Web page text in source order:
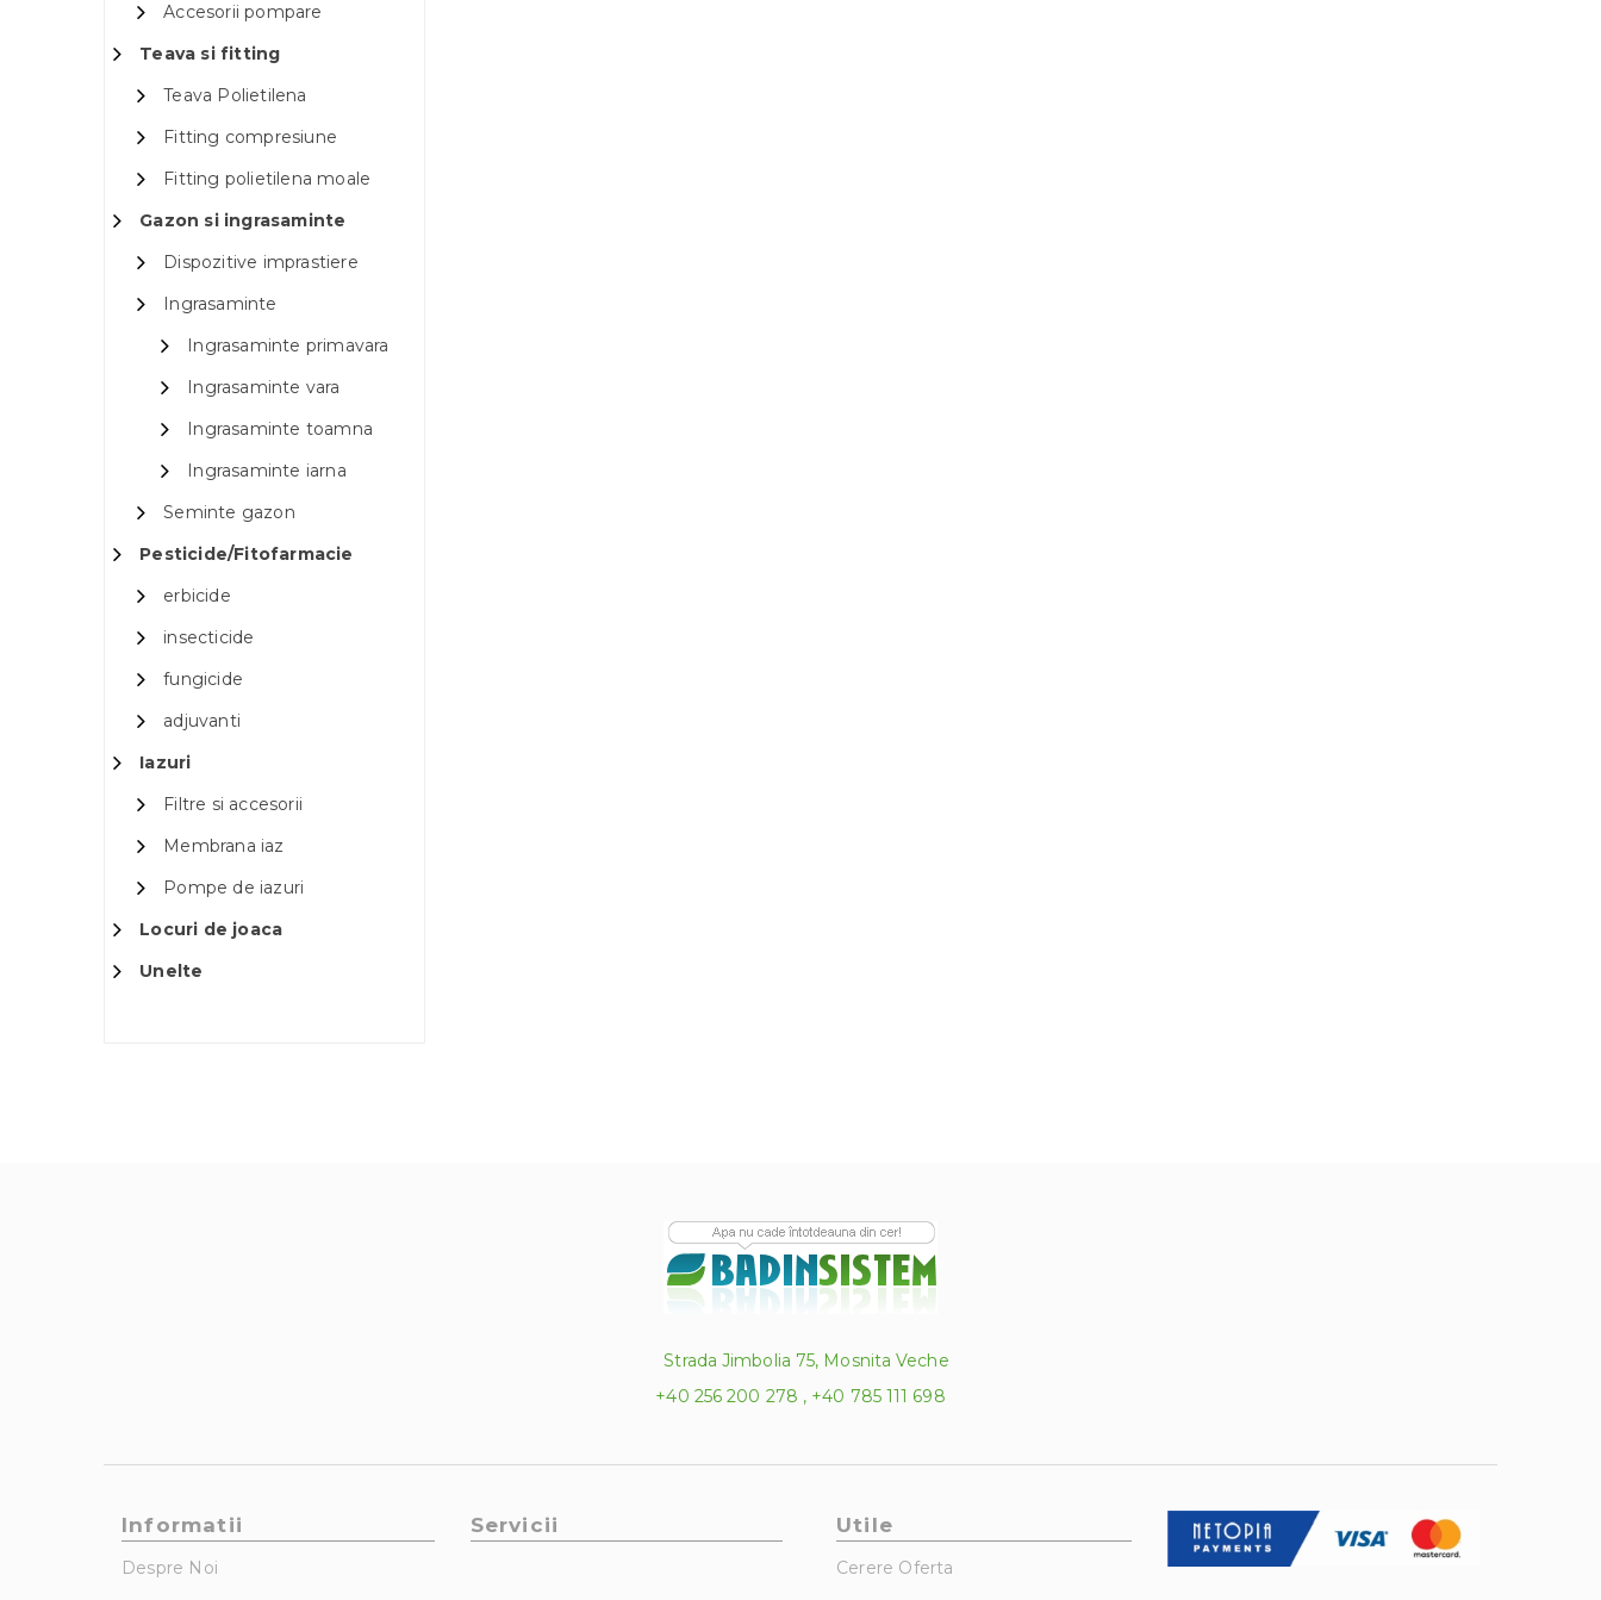
Accesorii pompare
Teava si fitting
Teava Polietilena
Fitting compresiune
Fitting polietilena moale
Gazon si ingrasaminte
Dispozitive imprastiere
Ingrasaminte
Ingrasaminte primavara
Ingrasaminte vara
Ingrasaminte toamna
Ingrasaminte iarna
Seminte gazon
Pesticide/Fitofarmacie
erbicide
insecticide
fungicide
adjuvanti
Iazuri
Filtre si accesorii
Membrana iaz
Pompe de iazuri
Locuri de joaca
Unelte
Strada Jimbolia 75, Mosnita Veche
+40 256 200 278 , +40 785 111 698
Informatii
Despre Noi
Servicii Utile
Cerere Oferta